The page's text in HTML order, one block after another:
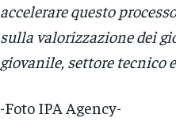
accelerare questo
sulla valorizzazione dei
giovanile, settore tecnico
-Foto IPA Agency-